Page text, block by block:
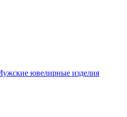
ювелирные изделия